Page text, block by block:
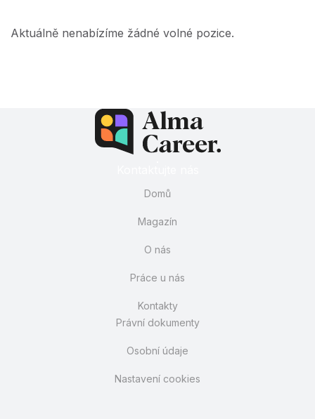
Aktuálně nenabízíme žádné volné pozice.
Domů
Magazín
O nás
Práce u nás
Kontakty
Právní dokumenty
Osobní údaje
Nastavení cookies